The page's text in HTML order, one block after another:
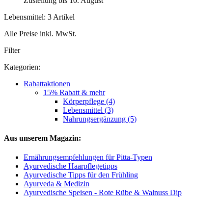
Lebensmittel: 3 Artikel
Alle Preise inkl. MwSt.
Filter
Kategorien:
Rabattaktionen
15% Rabatt & mehr
Körperpflege (4)
Lebensmittel (3)
Nahrungsergänzung (5)
Aus unserem Magazin:
Ernährungsempfehlungen für Pitta-Typen
Ayurvedische Haarpflegetipps
Ayurvedische Tipps für den Frühling
Ayurveda & Medizin
Ayurvedische Speisen - Rote Rübe & Walnuss Dip